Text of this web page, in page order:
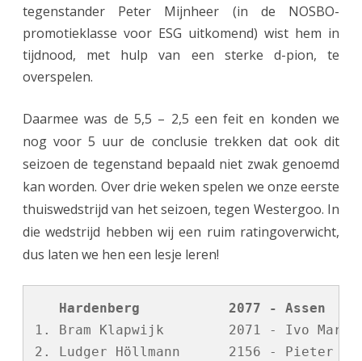
tegenstander Peter Mijnheer (in de NOSBO-
promotieklasse voor ESG uitkomend) wist hem in
tijdnood, met hulp van een sterke d-pion, te
overspelen.
Daarmee was de 5,5 – 2,5 een feit en konden we
nog voor 5 uur de conclusie trekken dat ook dit
seizoen de tegenstand bepaald niet zwak genoemd
kan worden. Over drie weken spelen we onze eerste
thuiswedstrijd van het seizoen, tegen Westergoo. In
die wedstrijd hebben wij een ruim ratingoverwicht,
dus laten we hen een lesje leren!
Hardenberg           2077 - Assen
1. Bram Klapwijk        2071 - Ivo
2. Ludger Höllmann      2156 - Pieter